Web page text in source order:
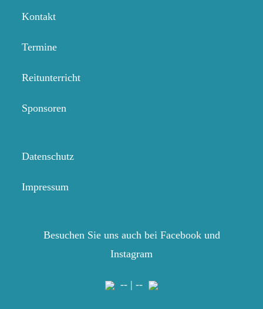
Kontakt
Termine
Reitunterricht
Sponsoren
Datenschutz
Impressum
Besuchen Sie uns auch bei Facebook und
Instagram
-- | --